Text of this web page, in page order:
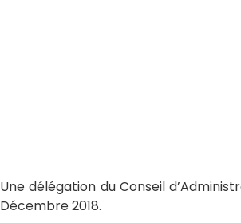
Une délégation du Conseil
Décembre 2018.